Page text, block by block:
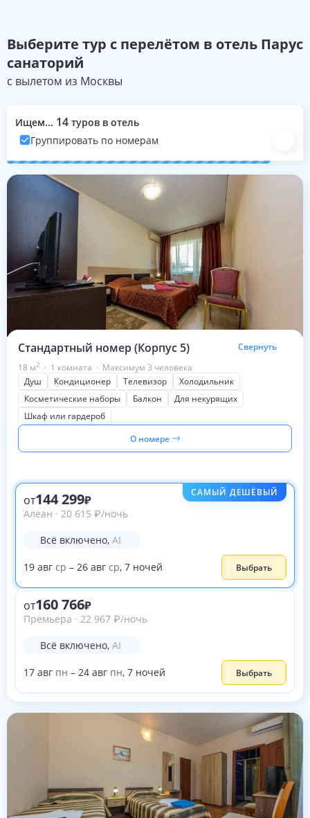
Выберите тур с перелётом в отель Парус
санаторий
с вылетом из Москвы
Ищем... 14 туров в отель
Группировать по номерам
Номера с турами на эти даты
Стандартный номер (Корпус 5)
Свернуть
18 м2 · 1 комната · Максимум 3 человека
Душ
Кондиционер Телевизор
Холодильник
Косметические наборы
Балкон
Для некурящих
Шкаф или гардероб
О номере
САМЫЙ ДЕШЁВЫЙ
от144 299
Алеан · 20 615 ₽/ночь
Всё включено, AI
19 авг ср – 26 авг ср, 7 ночей Выбрать
от160 766
Премьера · 22 967 ₽/ночь
Всё включено, AI
17 авг пн – 24 авг пн, 7 ночей Выбрать